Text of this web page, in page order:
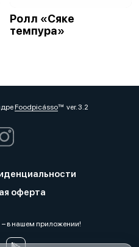
Ролл «Сяке
темпура»
Foodpicássover. 3.2
оферта
− в нашем приложении!